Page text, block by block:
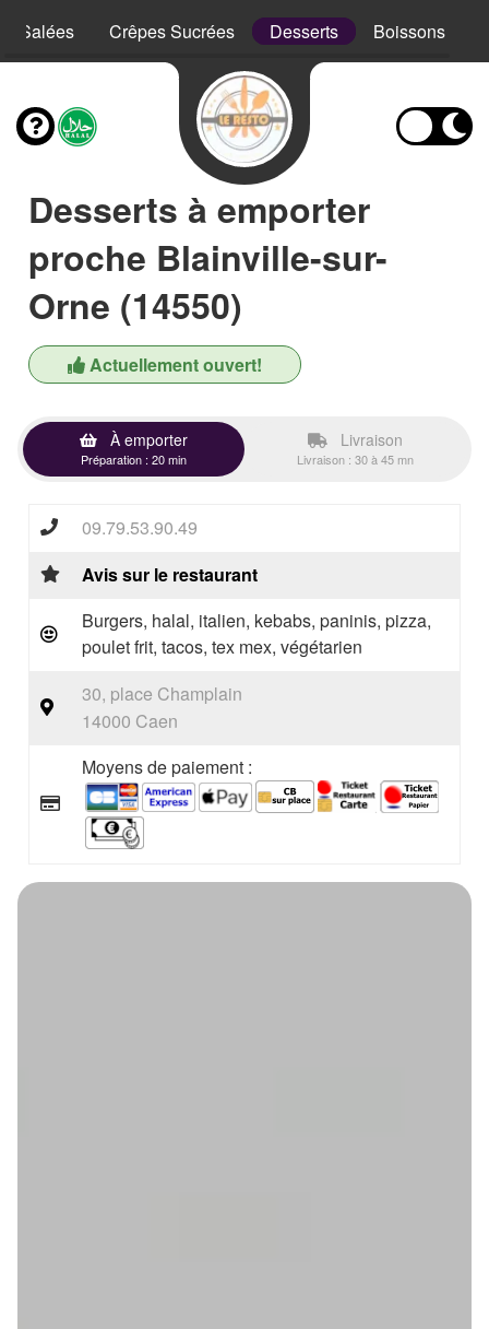
Salées Crêpes Sucrées Desserts Boissons
Desserts à emporter
proche Blainville-sur-
Orne (14550)
Actuellement ouvert!
À emporter
Préparation : 20 min
Livraison
Livraison : 30 à 45 mn
09.79.53.90.49
Avis sur le restaurant
Burgers, halal, italien, kebabs, paninis, pizza,
poulet frit, tacos, tex mex, végétarien
30, place Champlain
14000 Caen
Moyens de paiement :